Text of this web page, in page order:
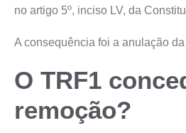
no artigo 5º, inciso LV, da
A consequência foi a anulação
O TRF1
remoção?